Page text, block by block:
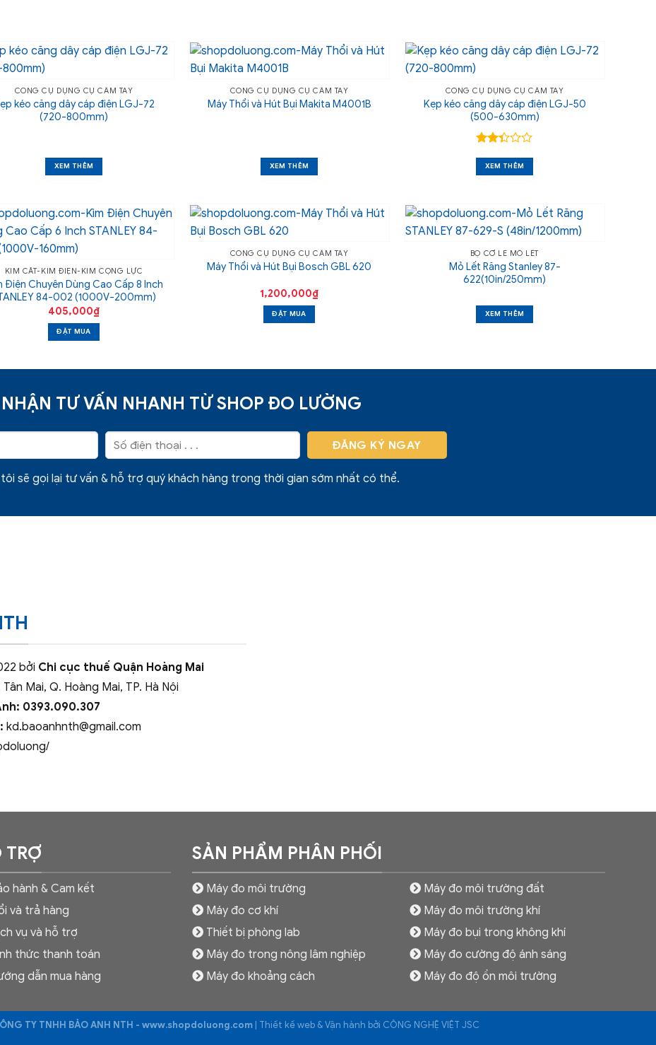
CÔNG CỤ DỤNG CỤ CẦM TAY
kéo căng dây cáp điện LGJ-72
(720-800mm)
XEM THÊM
CÔNG CỤ DỤNG CỤ CẦM TAY
Máy Thổi và Hút Bụi Makita M4001B
XEM THÊM
CÔNG CỤ DỤNG CỤ CẦM TAY
Kẹp kéo căng dây cáp điện LGJ-50
(500-630mm)
xếp
hạng
XEM THÊM
KÌM CẮT-KÌM ĐIỆN-KÌM CỘNG LỰC
Điện Chuyên Dùng Cao Cấp 8 Inch
84-002 (1000V-200mm)
405,000₫
ĐẶT MUA
CÔNG CỤ DỤNG CỤ CẦM TAY
Máy Thổi và Hút Bụi Bosch GBL 620
1,200,000₫
ĐẶT MUA
BỘ CỜ LÊ MỎ LẾT
Mỏ Lết Răng Stanley 87-
622(10in/250mm)
XEM THÊM
NHẬN TƯ VẤN NHANH TỪ SHOP ĐO LƯỜNG
sẽ gọi lại tư vấn & hỗ trợ quý khách hàng trong thời gian sớm nhất có thể.
bởi Chi cục thuế Quận Hoàng Mai
Mai, Q. Hoàng Mai, TP. Hà Nội
0393.090.307
kd.baoanhnth@gmail.com
TRỢ
hành & Cam kết
và trả hàng
vụ và hỗ trợ
thức thanh toán
dẫn mua hàng
SẢN PHẨM PHÂN PHỐI
Máy đo môi trường
Máy đo cơ khí
Thiết bị phòng lab
Máy đo trong nông lâm nghiệp
Máy đo khoảng cách
Máy đo môi trường đất
Máy đo môi trường khí
Máy đo bụi trong không khí
Máy đo cường độ ánh sáng
Máy đo độ ồn môi trường
TY TNHH BẢO ANH NTH - www.shopdoluong.com | Thiết kế web & Vận hành bởi CÔNG NGHỆ VIỆT JSC